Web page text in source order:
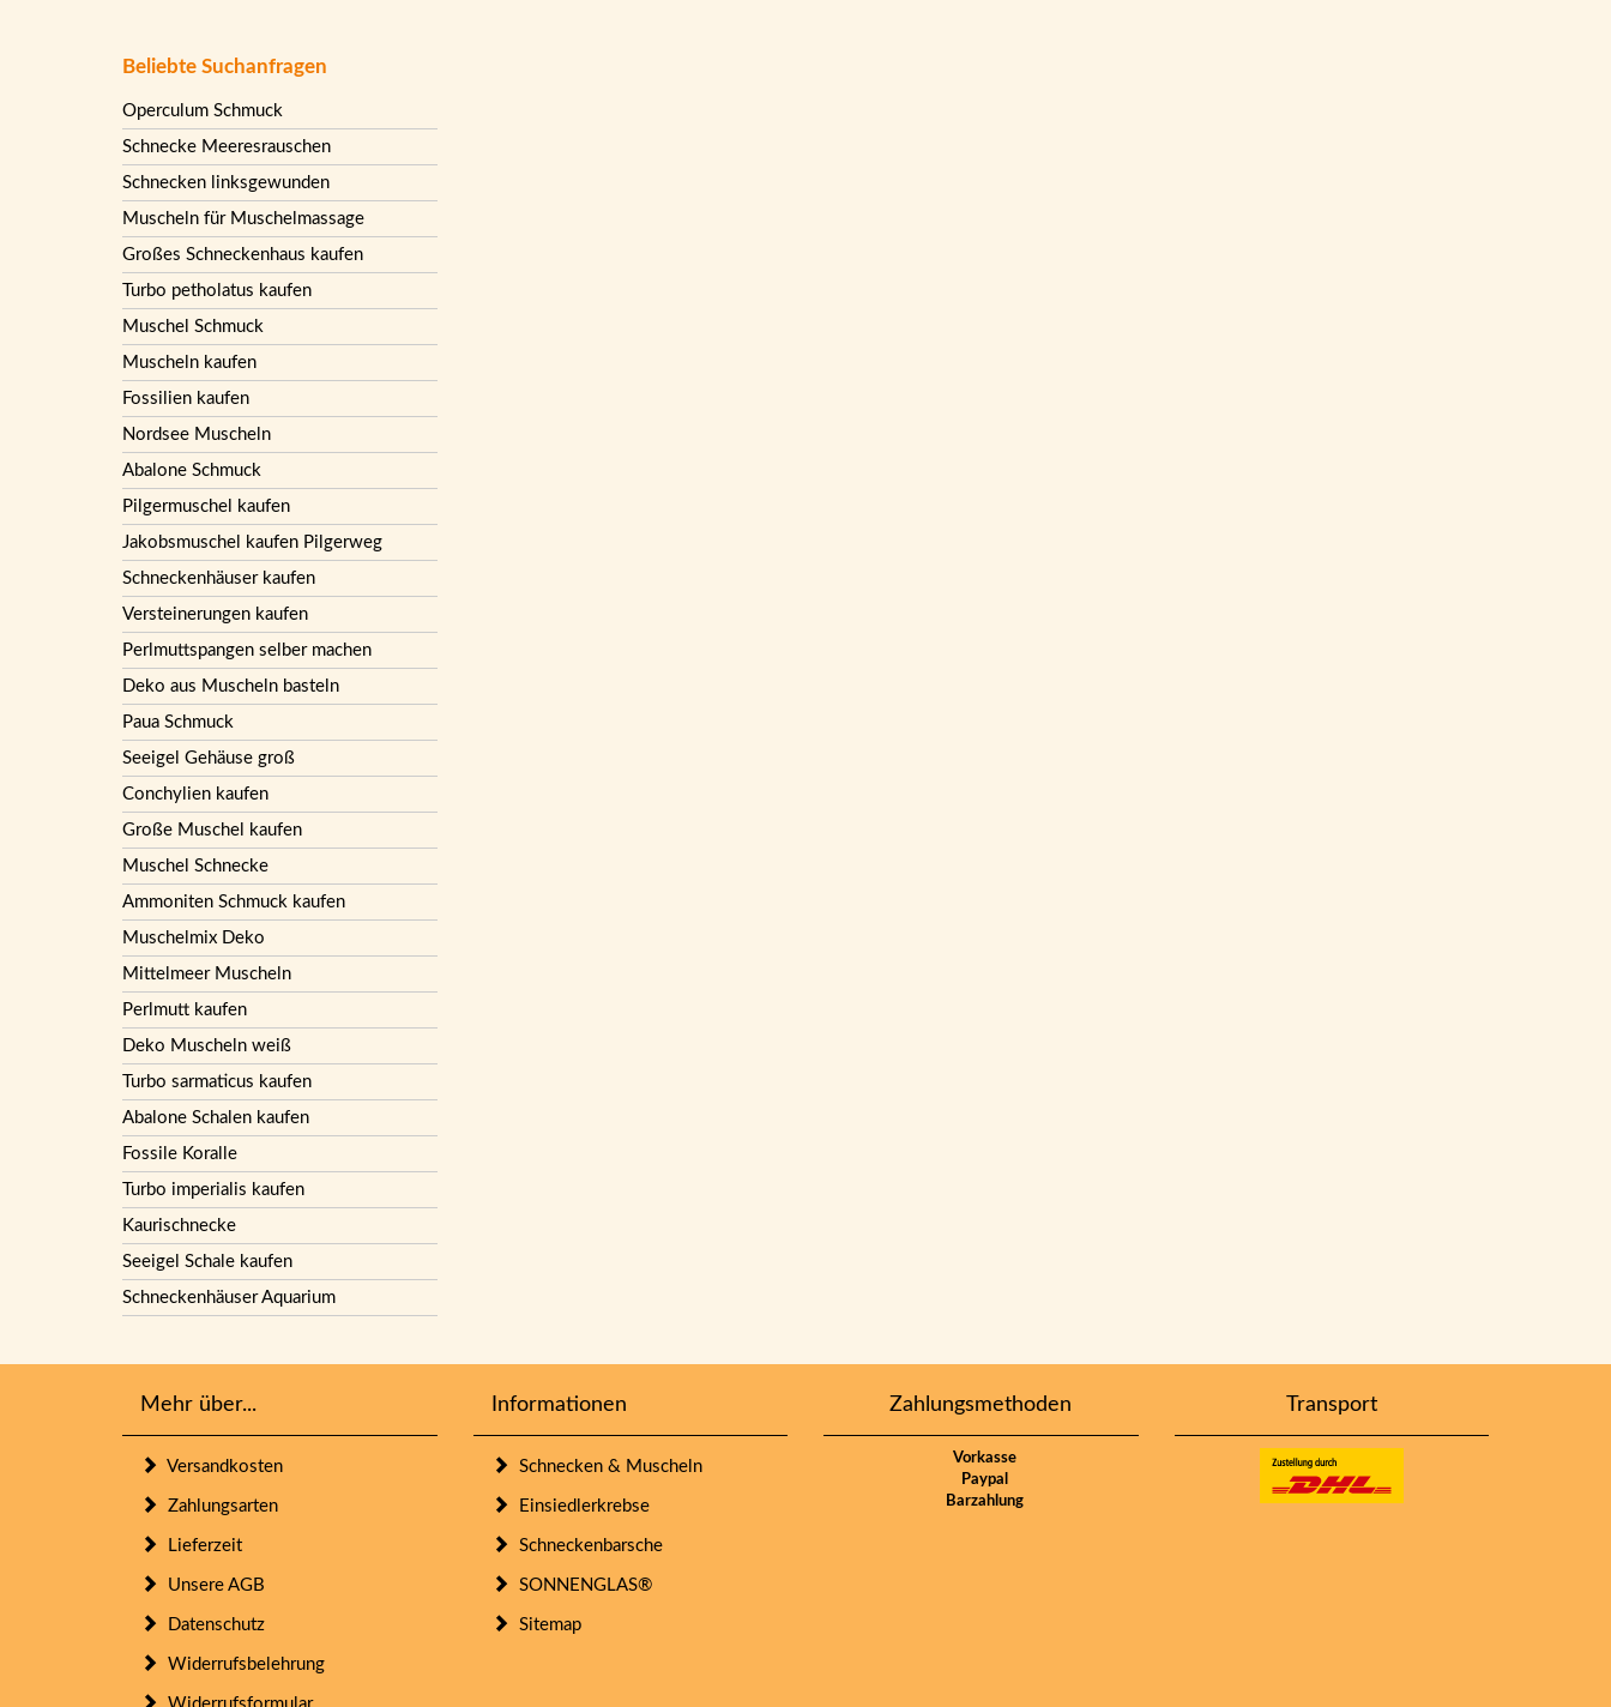
Beliebte Suchanfragen
Operculum Schmuck
Schnecke Meeresrauschen
Schnecken linksgewunden
Muscheln für Muschelmassage
Großes Schneckenhaus kaufen
Turbo petholatus kaufen
Muschel Schmuck
Muscheln kaufen
Fossilien kaufen
Nordsee Muscheln
Abalone Schmuck
Pilgermuschel kaufen
Jakobsmuschel kaufen Pilgerweg
Schneckenhäuser kaufen
Versteinerungen kaufen
Perlmuttspangen selber machen
Deko aus Muscheln basteln
Paua Schmuck
Seeigel Gehäuse groß
Conchylien kaufen
Große Muschel kaufen
Muschel Schnecke
Ammoniten Schmuck kaufen
Muschelmix Deko
Mittelmeer Muscheln
Perlmutt kaufen
Deko Muscheln weiß
Turbo sarmaticus kaufen
Abalone Schalen kaufen
Fossile Koralle
Turbo imperialis kaufen
Kaurischnecke
Seeigel Schale kaufen
Schneckenhäuser Aquarium
Mehr über...
Versandkosten
Zahlungsarten
Lieferzeit
Unsere AGB
Datenschutz
Widerrufsbelehrung
Informationen
Schnecken & Muscheln
Einsiedlerkrebse
Schneckenbarsche
SONNENGLAS®
Sitemap
Zahlungsmethoden
Vorkasse
Paypal
Barzahlung
Transport